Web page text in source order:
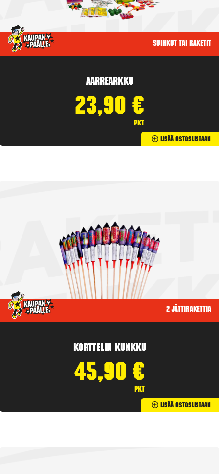
Suihkut tai raketit
Aarrearkku
23,90 €
pkt
Lisää Ostoslistaan
2 jättirakettia
Korttelin kunkku
45,90 €
pkt
Lisää Ostoslistaan